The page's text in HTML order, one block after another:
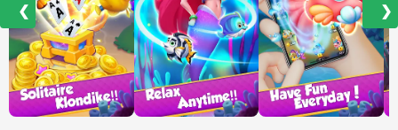
❮ ❯